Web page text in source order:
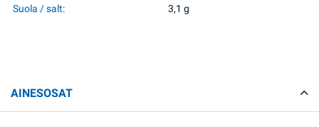
Suola / salt: 3,1 g
AINESOSAT